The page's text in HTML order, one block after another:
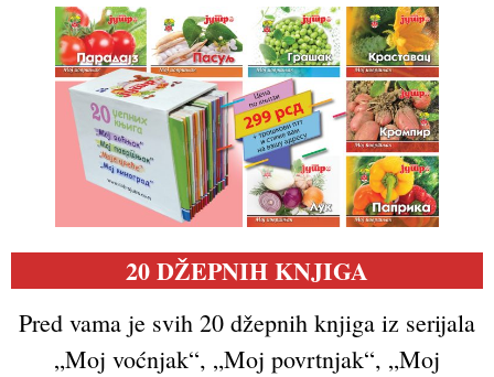
20DŽEPNIH KNJIGA
Pred vama je svih 20 džepnih knjiga iz serijala
„Moj voćnjak“, „Moj povrtnjak“, „Moj